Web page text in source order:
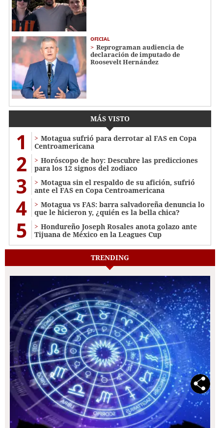
OFICIAL
Reprograman audiencia de
declaración de imputado de
Roosevelt Hernández
MÁS VISTO
1
Motagua sufrió para derrotar al FAS en Copa
Centroamericana
2
Horóscopo de hoy: Descubre las predicciones
para los 12 signos del zodiaco
3
Motagua sin el respaldo de su afición, sufrió
ante el FAS en Copa Centroamericana
4
Motagua vs FAS: barra salvadoreña denuncia lo
que le hicieron y, ¿quién es la bella chica?
5
Hondureño Joseph Rosales anota golazo ante
Tijuana de México en la Leagues Cup
TRENDING